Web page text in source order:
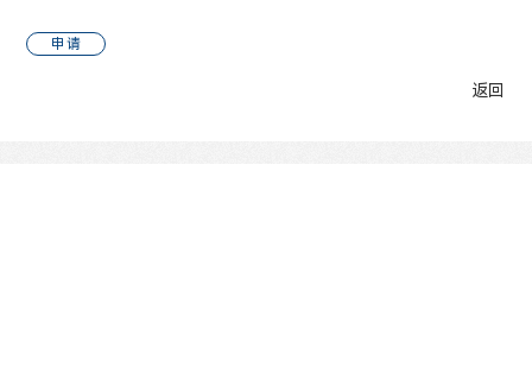
申请
返回